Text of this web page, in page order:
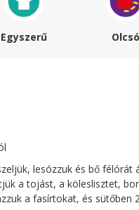
Egyszerű Olcsó
lesózzuk és bő félórát
a tojást, a köleslisztet,
a fasírtokat, és